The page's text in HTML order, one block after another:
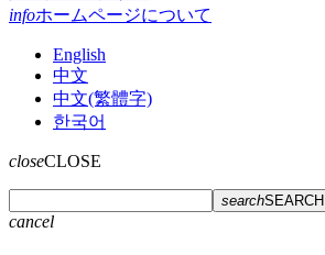
infoホームページについて
English
中文
中文(繁體字)
한국어
closeCLOSE
searchSEARCH
cancel